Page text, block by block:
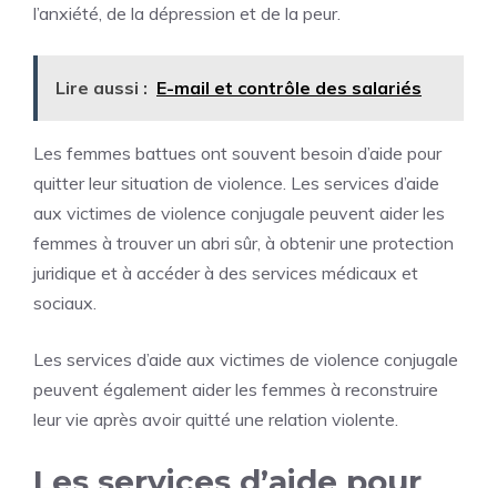
l’anxiété, de la dépression et de la peur.
Lire aussi : E-mail et contrôle des salariés
Les femmes battues ont souvent besoin d’aide pour
quitter leur situation de violence. Les services d’aide
aux victimes de violence conjugale peuvent aider les
femmes à trouver un abri sûr, à obtenir une protection
juridique et à accéder à des services médicaux et
sociaux.
Les services d’aide aux victimes de violence conjugale
peuvent également aider les femmes à reconstruire
leur vie après avoir quitté une relation violente.